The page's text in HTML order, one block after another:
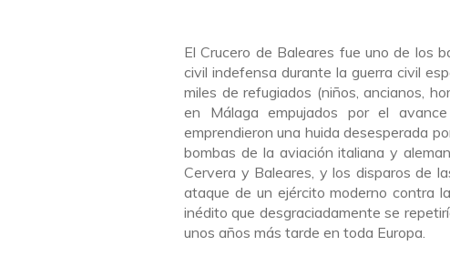
El Crucero de Baleares fue uno de los
civil indefensa durante la guerra civil
miles de refugiados (niños, ancianos,
en Málaga empujados por el
emprendieron una huida desesperada
bombas de la aviación italiana y
Cervera y Baleares, y los disparos de
ataque de un ejército moderno contra
inédito que desgraciadamente se
unos años más tarde en toda Europa.